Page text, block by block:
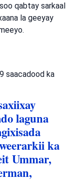
qabtay sarkaal
la geeyay
9 saacadood ka
laguna
ka
Ummar,